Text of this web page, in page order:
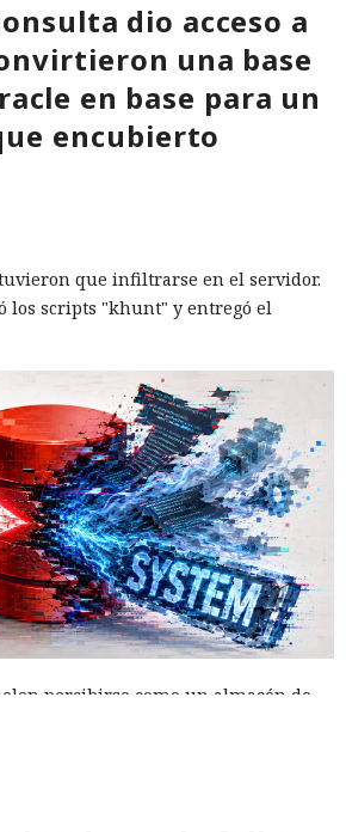
dio acceso a
una base
en base para un
encubierto
que infiltrarse en el servidor.
los scripts "khunt" y entregó el
percibirse como un almacén de